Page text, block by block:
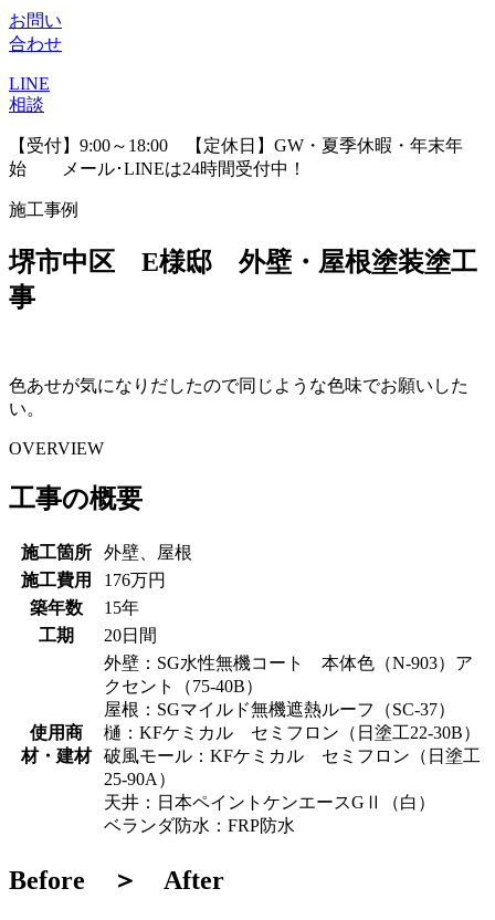
お問い
合わせ
LINE
相談
【受付】9:00～18:00 【定休日】GW・夏季休暇・年末年
始 メール･LINEは24時間受付中！
施工事例
堺市中区 E様邸 外壁・屋根塗装塗工
事
色あせが気になりだしたので同じような色味でお願いした
い。
OVERVIEW
工事の概要
施工箇所
外壁、屋根
施工費用
176万円
築年数
15年
工期
20日間
使用商
材・建材
外壁：SG水性無機コート 本体色（N-903）ア
クセント（75-40B）
屋根：SGマイルド無機遮熱ルーフ（SC-37）
樋：KFケミカル セミフロン（日塗工22-30B）
破風モール：KFケミカル セミフロン（日塗工
25-90A）
天井：日本ペイントケンエースGⅡ（白）
ベランダ防水：FRP防水
Before ＞ After